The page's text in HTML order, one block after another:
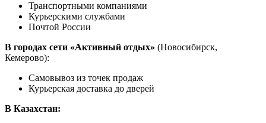
Транспортными компаниями
Курьерскими службами
Почтой России
В городах сети «Активный отдых» (Новосибирск,
Кемерово):
Самовывоз из точек продаж
Курьерская доставка до дверей
В Казахстан: